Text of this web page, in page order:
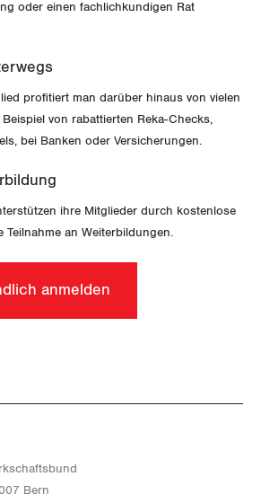
oder einen fachlichkundigen Rat
profitiert man darüber hinaus von vielen
von rabattierten Reka-Checks,
bei Banken oder Versicherungen.
ihre Mitglieder durch kostenlose
an Weiterbildungen.
anmelden
Bern